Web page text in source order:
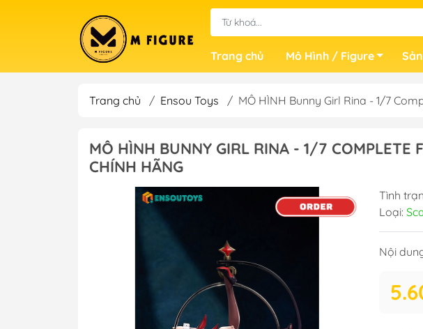
Trang chủ
Mô Hình / Figure
Trang chủ / Ensou Toys / MÔ HÌNH Bunny Girl Rina - 1/7
MÔ HÌNH BUNNY GIRL RINA - 1/7 COMPLETE
CHÍNH HÃNG
Tình
Loại:
Nội